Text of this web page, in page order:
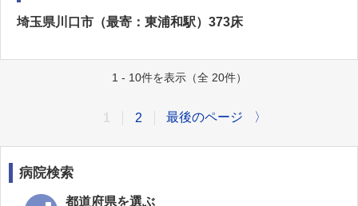
埼玉県川口市（最寄：東浦和駅）373床
1 - 10件を表示（全 20件）
2 最後のページ 〉
病院検索
都道府県を選ぶ